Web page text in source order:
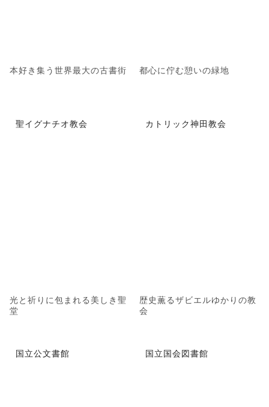
本好き集う世界最大の古書街 都心に佇む憩いの緑地
聖イグナチオ教会
光と祈りに包まれる美しき聖
堂
カトリック神田教会
歴史薫るザビエルゆかりの教
会
国立公文書館 国立国会図書館